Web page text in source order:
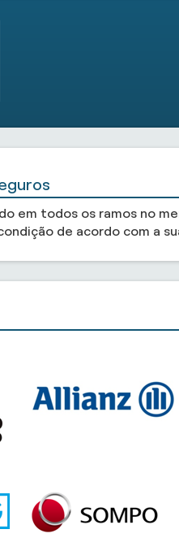
em todos os ramos no
de acordo com a